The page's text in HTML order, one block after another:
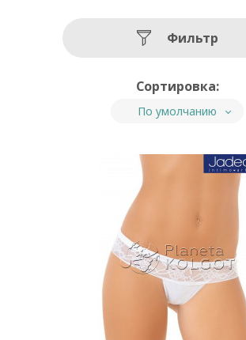
Фильтр
Сортировка:
По умолчанию